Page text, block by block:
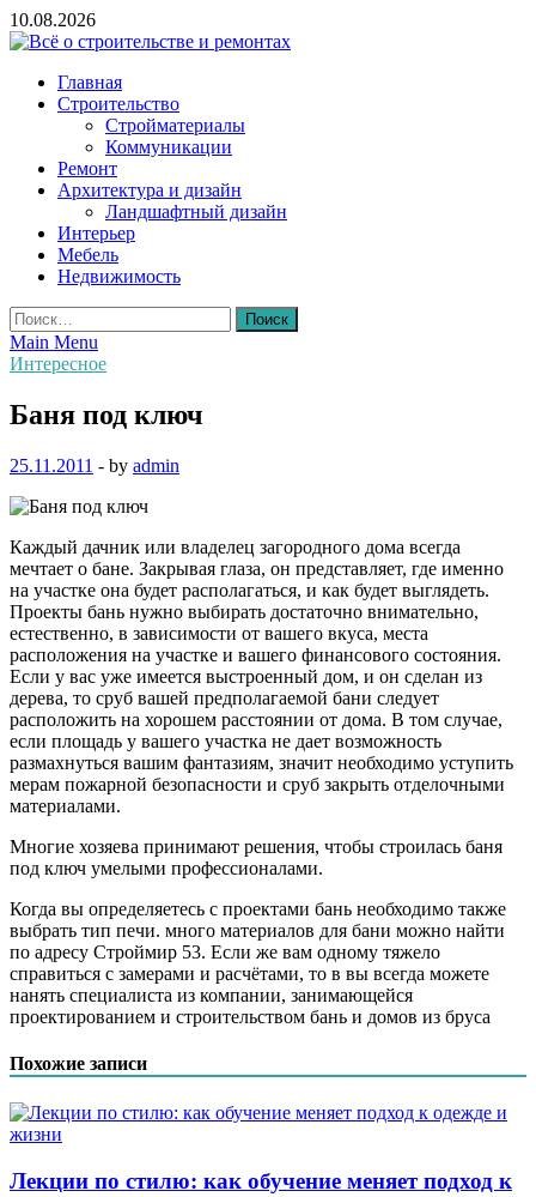
Skip
to
10.08.2026
Всё о строительстве и ремонтах
Главная
Строительство
Стройматериалы
Коммуникации
Ремонт
Архитектура и дизайн
Ландшафтный дизайн
Интерьер
Мебель
Недвижимость
Найти:
Main Menu
Интересное
Баня под ключ
25.11.2011 - by admin
Каждый дачник или владелец загородного дома всегда
мечтает о бане. Закрывая глаза, он представляет, где именно
на участке она будет располагаться, и как будет выглядеть.
Проекты бань нужно выбирать достаточно внимательно,
естественно, в зависимости от вашего вкуса, места
расположения на участке и вашего финансового состояния.
Если у вас уже имеется выстроенный дом, и он сделан из
дерева, то сруб вашей предполагаемой бани следует
расположить на хорошем расстоянии от дома. В том случае,
если площадь у вашего участка не дает возможность
размахнуться вашим фантазиям, значит необходимо уступить
мерам пожарной безопасности и сруб закрыть отделочными
материалами.
Многие хозяева принимают решения, чтобы строилась баня
под ключ умелыми профессионалами.
Когда вы определяетесь с проектами бань необходимо также
выбрать тип печи. много материалов для бани можно найти
по адресу Строймир 53. Если же вам одному тяжело
справиться с замерами и расчётами, то в вы всегда можете
нанять специалиста из компании, занимающейся
проектированием и строительством бань и домов из бруса
Похожие записи
Лекции по стилю: как обучение меняет подход к